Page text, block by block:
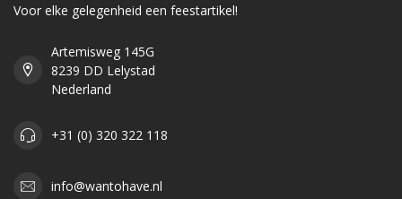
Voor elke gelegenheid een feestartikel!
Artemisweg 145G
8239 DD Lelystad
Nederland
+31 (0) 320 322 118
info@wantohave.nl